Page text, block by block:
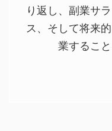
り返し、副業サ
ス、そして将来
業するこ